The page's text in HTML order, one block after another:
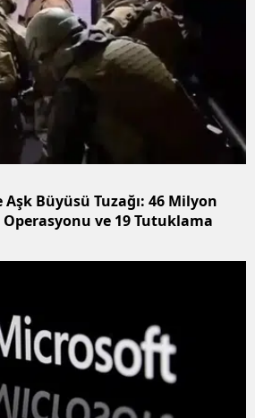
Büyüsü Tuzağı: 46 Milyon
Operasyonu ve 19 Tutuklama